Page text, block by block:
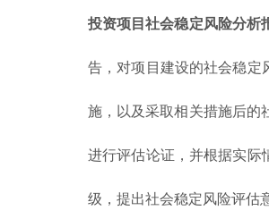
投资项目社会稳定风险分析
告，对项目建设的社会稳定
施，以及采取相关措施后的
进行评估论证，并根据实际
级，提出社会稳定风险评估